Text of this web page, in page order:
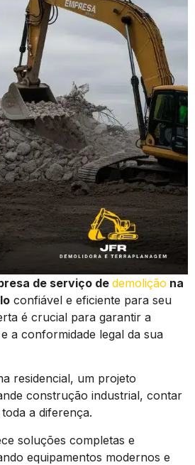
de serviço de demolição na
confiável e eficiente para seu
é crucial para garantir a
a conformidade legal da sua
residencial, um projeto
construção industrial, contar
a diferença.
soluções completas e
equipamentos modernos e